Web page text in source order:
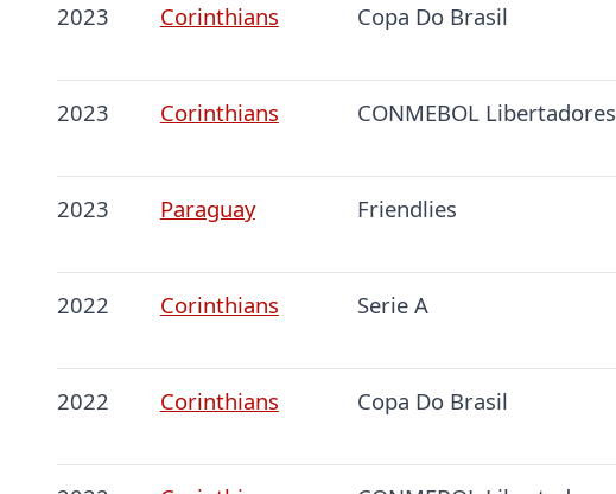
2023 Corinthians Copa Do Brasil
2023 Corinthians CONMEBOL Libertadores
2023 Paraguay Friendlies
2022 Corinthians Serie A
2022 Corinthians Copa Do Brasil